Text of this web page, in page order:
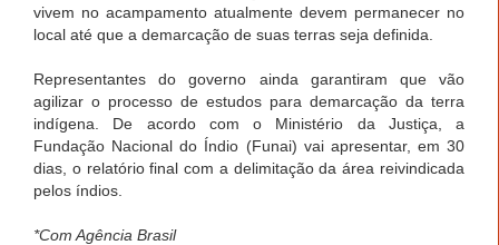
vivem no acampamento atualmente devem permanecer no
local até que a demarcação de suas terras seja definida.
Representantes do governo ainda garantiram que vão
agilizar o processo de estudos para demarcação da terra
indígena. De acordo com o Ministério da Justiça, a
Fundação Nacional do Índio (Funai) vai apresentar, em 30
dias, o relatório final com a delimitação da área reivindicada
pelos índios.
*Com Agência Brasil